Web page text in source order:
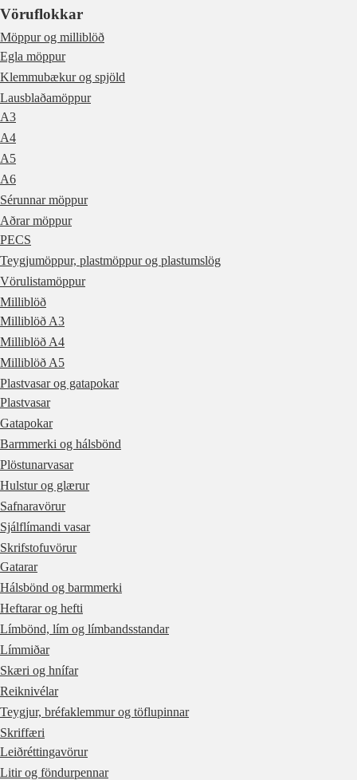
Vöruflokkar
Möppur og milliblöð
Egla möppur
Klemmubækur og spjöld
Lausblaðamöppur
A3
A4
A5
A6
Sérunnar möppur
Aðrar möppur
PECS
Teygjumöppur, plastmöppur og plastumslög
Vörulistamöppur
Milliblöð
Milliblöð A3
Milliblöð A4
Milliblöð A5
Plastvasar og gatapokar
Plastvasar
Gatapokar
Barmmerki og hálsbönd
Plöstunarvasar
Hulstur og glærur
Safnaravörur
Sjálflímandi vasar
Skrifstofuvörur
Gatarar
Hálsbönd og barmmerki
Heftarar og hefti
Límbönd, lím og límbandsstandar
Límmiðar
Skæri og hnífar
Reiknivélar
Teygjur, bréfaklemmur og töflupinnar
Skriffæri
Leiðréttingavörur
Litir og föndurpennar